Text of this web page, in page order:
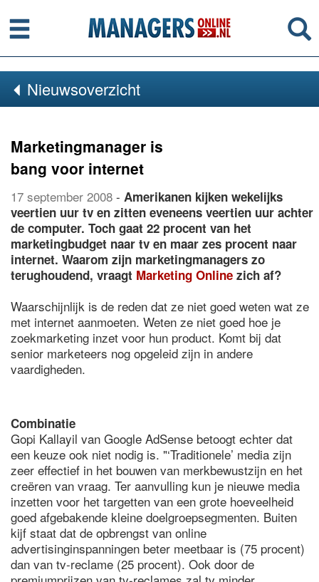
Menu
Nieuwsoverzicht
Marketingmanager is
bang voor internet
17 september 2008 - Amerikanen kijken wekelijks
veertien uur tv en zitten eveneens veertien uur achter
de computer. Toch gaat 22 procent van het
marketingbudget naar tv en maar zes procent naar
internet. Waarom zijn marketingmanagers zo
terughoudend, vraagt Marketing Online zich af?
Waarschijnlijk is de reden dat ze niet goed weten wat ze
met internet aanmoeten. Weten ze niet goed hoe je
zoekmarketing inzet voor hun product. Komt bij dat
senior marketeers nog opgeleid zijn in andere
vaardigheden.
Combinatie
Gopi Kallayil van Google AdSense betoogt echter dat
een keuze ook niet nodig is. "‘Traditionele’ media zijn
zeer effectief in het bouwen van merkbewustzijn en het
creëren van vraag. Ter aanvulling kun je nieuwe media
inzetten voor het targetten van een grote hoeveelheid
goed afgebakende kleine doelgroepsegmenten. Buiten
kijf staat dat de opbrengst van online
advertisinginspanningen beter meetbaar is (75 procent)
dan van tv-reclame (25 procent). Ook door de